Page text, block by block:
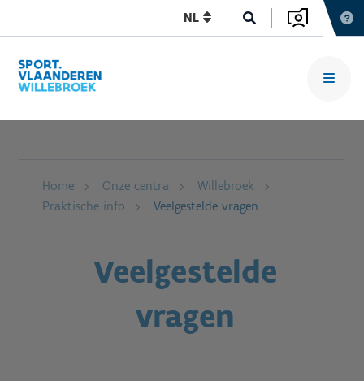
NL
Home Onze centra
Willebroek
Praktische info
Veelgestelde vragen
Veelgestelde
vragen